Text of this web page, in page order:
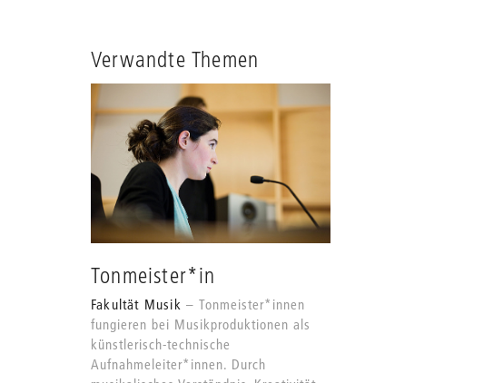
Verwandte Themen
Tonmeister*in
Fakultät Musik
Tonmeister*innen
fungieren bei Musikproduktionen als
künstlerisch-technische
Aufnahmeleiter*innen. Durch